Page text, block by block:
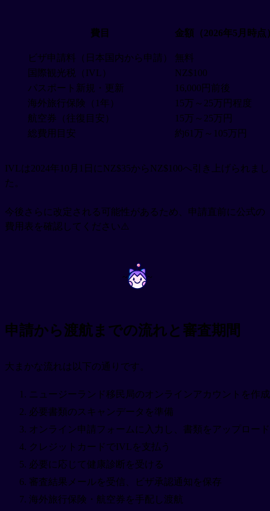
費目 金額（2026年5月時点
ビザ申請料（日本国内から申請）
無料
国際観光税（IVL）
NZ$100
パスポート新規・更新
16,000円前後
海外旅行保険（1年）
15万～25万円程度
航空券（往復目安）
15万～25万円
総費用目安
約61万～105万円
IVLは2024年10月1日にNZ$35からNZ$100へ引き上げられまし
た。
今後さらに改定される可能性があるため、申請直前に公式の
費用表を確認してください⚠️
~ ~
申請から渡航までの流れと審査期間
大まかな流れは以下の通りです。
ニュージーランド移民局のオンラインアカウントを作成
必要書類のスキャンデータを準備
オンライン申請フォームに入力し、書類をアップロード
クレジットカードでIVLを支払う
必要に応じて健康診断を受ける
審査結果メールを受信、ビザ承認通知を保存
海外旅行保険・航空券を手配し渡航